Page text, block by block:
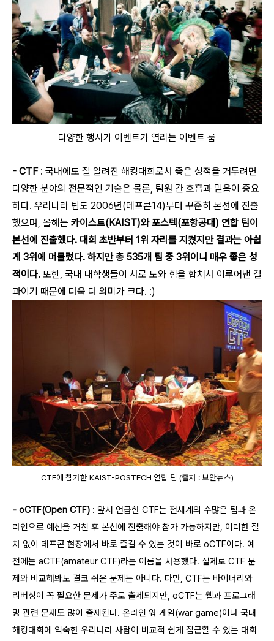
다양한 행사가 이벤트가 열리는 이벤트 룸
- CTF: 국내에도 잘 알려진 해킹대회로서 좋은 성적을 거두려면
다양한 분야의 전문적인 기술은 물론, 팀원 간 호흡과 믿음이 중요
하다. 우리나라 팀도 2006년(데프콘14)부터 꾸준히 본선에 진출
했으며, 올해는 카이스트(KAIST)와 포스텍(포항공대) 연합 팀이
본선에 진출했다. 대회 초반부터 1위 자리를 지켰지만 결과는 아쉽
게 3위에 머물렀다. 하지만 총 535개 팀 중 3위이니 매우 좋은 성
적이다. 또한, 국내 대학생들이 서로 도와 힘을 합쳐서 이루어낸 결
과이기 때문에 더욱 더 의미가 크다. :)
CTF에 참가한 KAIST-POSTECH 연합 팀 (출처 : 보안뉴스)
- oCTF(Open CTF) : 앞서 언급한 CTF는 전세계의 수많은 팀과 온
라인으로 예선을 거친 후 본선에 진출해야 참가 가능하지만, 이러한 절
차 없이 데프콘 현장에서 바로 즐길 수 있는 것이 바로 oCTF이다. 예
전에는 aCTF(amateur CTF)라는 이름을 사용했다. 실제로 CTF 문
제와 비교해봐도 결코 쉬운 문제는 아니다. 다만, CTF는 바이너리와
리버싱이 꼭 필요한 문제가 주로 출제되지만, oCTF는 웹과 프로그래
밍 관련 문제도 많이 출제된다. 온라인 워 게임(war game)이나 국내
해킹대회에 익숙한 우리나라 사람이 비교적 쉽게 접근할 수 있는 대회